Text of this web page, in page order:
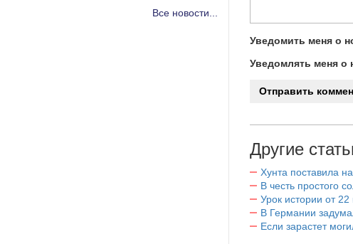
Уведомить меня о
Уведомлять меня о
Другие
Хунта поставила
В честь простого
Урок истории от
В Германии
Если зарастет
Все новости...